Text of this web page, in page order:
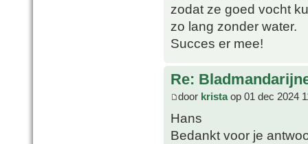
zodat ze goed vocht
zo lang zonder water.
Succes er mee!
Re:
door kristaop 01 dec 2024
Hans
Bedankt voor je